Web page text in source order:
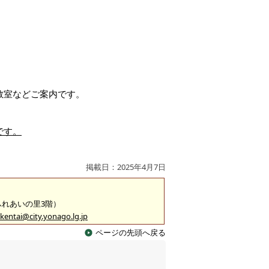
などご案内です。
。
掲載日：2025年4月7日
あいの里3階）
kentai@city.yonago.lg.jp
ページの先頭へ戻る